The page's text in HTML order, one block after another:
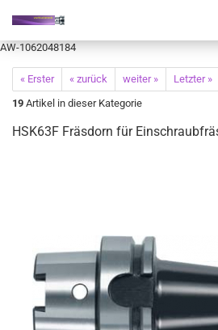
AW-1062048184
« Erster « zurück weiter »
Letzter »
19 Artikel in dieser Kategorie
HSK63F Fräsdorn für